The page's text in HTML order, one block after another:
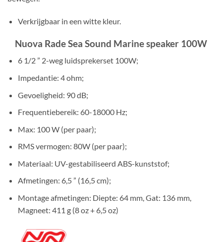
Verkrijgbaar in een witte kleur.
Nuova Rade Sea Sound Marine speaker 100W
6 1/2 ” 2-weg luidsprekerset 100W;
Impedantie: 4 ohm;
Gevoeligheid: 90 dB;
Frequentiebereik: 60-18000 Hz;
Max: 100 W (per paar);
RMS vermogen: 80W (per paar);
Materiaal: UV-gestabiliseerd ABS-kunststof;
Afmetingen: 6,5 ” (16,5 cm);
Montage afmetingen: Diepte: 64 mm, Gat: 136 mm,
Magneet: 411 g (8 oz + 6,5 oz)